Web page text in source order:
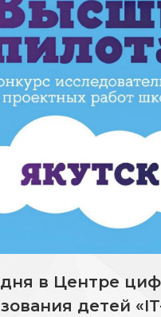
в Центре
детей